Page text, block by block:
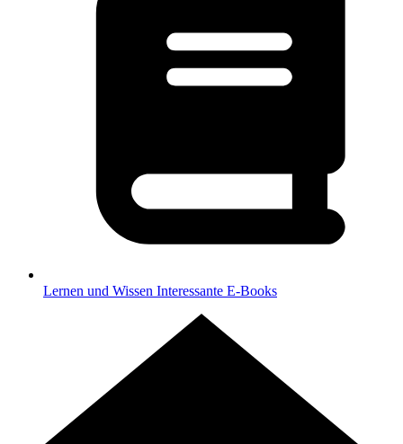
Lernen und Wissen Interessante E-Books